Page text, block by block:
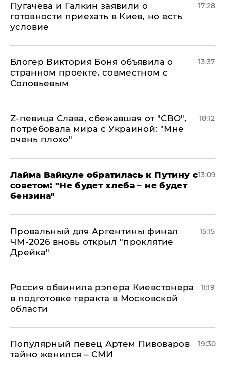
Пугачева и Галкин заявили о
готовности приехать в Киев, но есть
условие
17:28
Блогер Виктория Боня объявила о
странном проекте, совместном с
Соловьевым
13:37
Z-певица Слава, сбежавшая от "СВО",
потребовала мира с Украиной: "Мне
очень плохо"
18:12
Лайма Вайкуле обратилась к Путину с
советом: "Не будет хлеба – не будет
бензина"
13:09
Провальный для Аргентины финал
ЧМ-2026 вновь открыл "проклятие
Дрейка"
15:15
Россия обвинила рэпера Киевстонера
в подготовке теракта в Московской
области
11:19
Популярный певец Артем Пивоваров
тайно женился – СМИ
19:30